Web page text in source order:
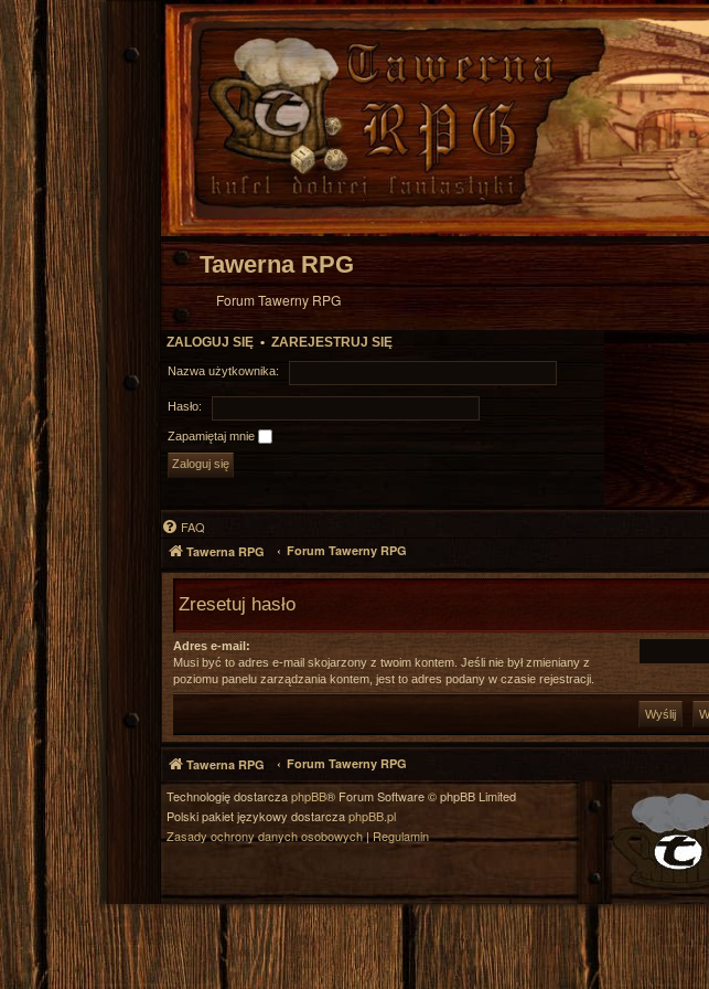
Tawerna RPG
Forum Tawerny RPG
ZALOGUJ SIĘ • ZAREJESTRUJ SIĘ
Nazwa użytkownika:
Hasło:
Zapamiętaj mnie
FAQ
Tawerna RPG Forum Tawerny RPG
Zresetuj hasło
Adres e-mail:
Musi być to adres e-mail skojarzony z twoim kontem. Jeśli nie był zmieniany z
poziomu panelu zarządzania kontem, jest to adres podany w czasie rejestracji.
Tawerna RPG Forum Tawerny RPG
Technologię dostarczaphpBB® Forum Software © phpBB Limited
Polski pakiet językowy dostarczaphpBB.pl
Zasady ochrony danych osobowych|Regulamin